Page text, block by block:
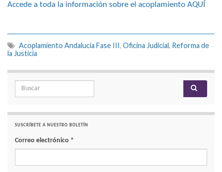
Accede a toda la información sobre el acoplamiento AQUÍ
Acoplamiento Andalucía Fase III, Oficina Judicial, Reforma de
la Justicia
Search for:
SUSCRÍBETE A NUESTRO BOLETÍN
Correo electrónico *